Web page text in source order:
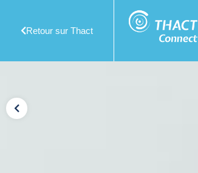
Retour sur Thact